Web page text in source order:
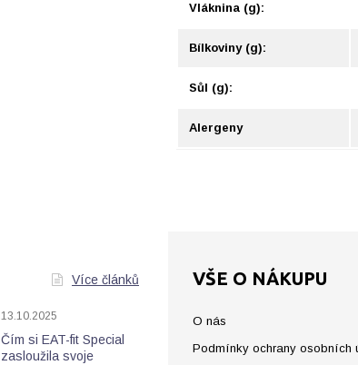
Vláknina (g):
Bílkoviny (g):
Sůl (g):
Alergeny
Více článků
13.10.2025
Čím si EAT-fit Special
zasloužila svoje
VŠE O NÁKUPU
O nás
Podmínky ochrany osobních